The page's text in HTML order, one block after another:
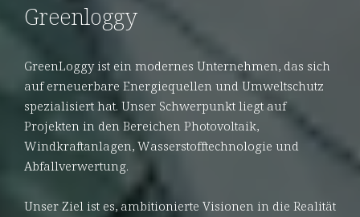
Greenloggy
GreenLoggy ist ein modernes Unternehmen, das sich
auf erneuerbare Energiequellen und Umweltschutz
spezialisiert hat. Unser Schwerpunkt liegt auf
Projekten in den Bereichen Photovoltaik,
Windkraftanlagen, Wasserstofftechnologie und
Abfallverwertung.
Unser Ziel ist es, ambitionierte Visionen in die Realität